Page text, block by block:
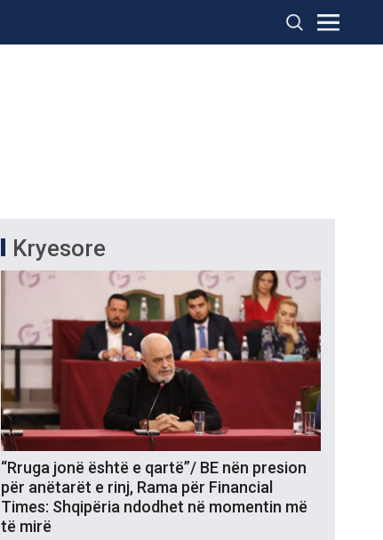
Kryesore
“Rruga jonë është e qartë”/ BE nën presion
për anëtarët e rinj, Rama për Financial
Times: Shqipëria ndodhet në momentin më
të mirë